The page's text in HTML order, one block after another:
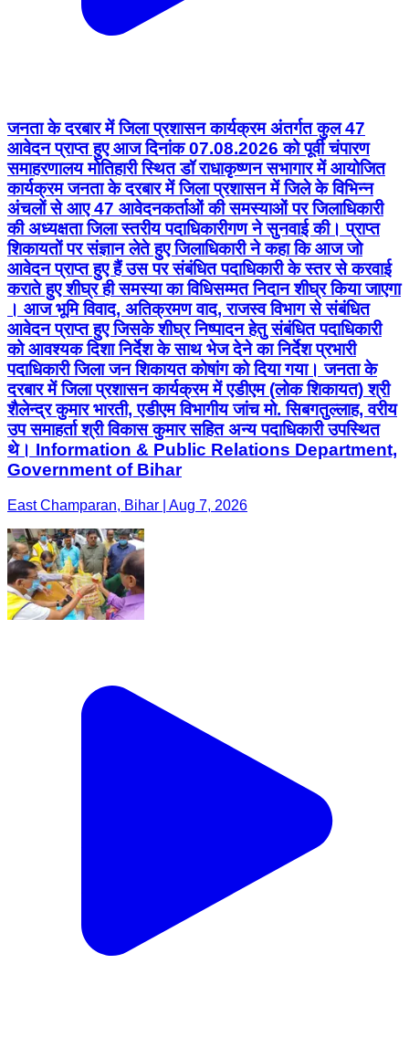
जनता के दरबार में जिला प्रशासन कार्यक्रम अंतर्गत कुल 47
आवेदन प्राप्त हुए आज दिनांक 07.08.2026 को पूर्वी चंपारण
समाहरणालय मोतिहारी स्थित डॉ राधाकृष्णन सभागार में आयोजित
कार्यक्रम जनता के दरबार में जिला प्रशासन में जिले के विभिन्न
अंचलों से आए 47 आवेदनकर्ताओं की समस्याओं पर जिलाधिकारी
की अध्यक्षता जिला स्तरीय पदाधिकारीगण ने सुनवाई की। प्राप्त
शिकायतों पर संज्ञान लेते हुए जिलाधिकारी ने कहा कि आज जो
आवेदन प्राप्त हुए हैं उस पर संबंधित पदाधिकारी के स्तर से करवाई
कराते हुए शीघ्र ही समस्या का विधिसम्मत निदान शीघ्र किया जाएगा
। आज भूमि विवाद, अतिक्रमण वाद, राजस्व विभाग से संबंधित
आवेदन प्राप्त हुए जिसके शीघ्र निष्पादन हेतु संबंधित पदाधिकारी
को आवश्यक दिशा निर्देश के साथ भेज देने का निर्देश प्रभारी
पदाधिकारी जिला जन शिकायत कोषांग को दिया गया। जनता के
दरबार में जिला प्रशासन कार्यक्रम में एडीएम (लोक शिकायत) श्री
शैलेन्द्र कुमार भारती, एडीएम विभागीय जांच मो. सिबगतुल्लाह, वरीय
उप समाहर्ता श्री विकास कुमार सहित अन्य पदाधिकारी उपस्थित
थे। Information & Public Relations Department,
Government of Bihar
East Champaran, Bihar | Aug 7, 2026